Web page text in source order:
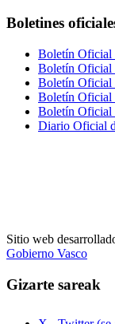
Boletines
Boletín Oficial
Boletín Oficial
Boletín Oficial
Boletín Oficial
Boletín Oficial
Diario Oficial
Sitio web
Gobierno Vasco
Gizarte sareak